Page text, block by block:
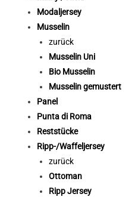
Modaljersey
Musselin
zurück
Musselin Uni
Bio Musselin
Musselin gemustert
Panel
Punta di Roma
Reststücke
Ripp-/Waffeljersey
zurück
Ottoman
Ripp Jersey